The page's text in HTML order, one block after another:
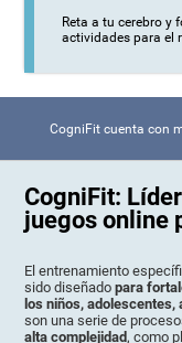
Reta a tu cerebro y
actividades para el
CogniFit cuenta con
CogniFit:
juegos online
El entrenamiento
sido diseñadopara
los niños,
son una serie de
alta complejidad, como